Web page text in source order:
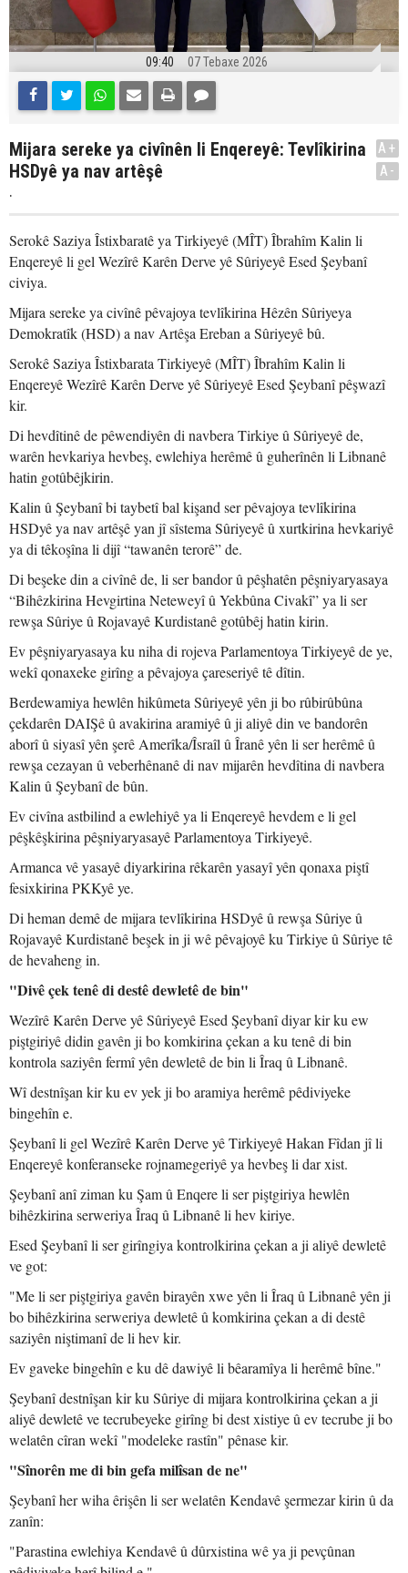
09:40 07 Tebaxe 2026
Mijara sereke ya civînên li Enqereyê: Tevlîkirina
HSDyê ya nav artêşê
.
A+
A-
Serokê Saziya Îstixbaratê ya Tirkiyeyê (MÎT) Îbrahîm Kalin li
Enqereyê li gel Wezîrê Karên Derve yê Sûriyeyê Esed Şeybanî
civiya.
Mijara sereke ya civînê pêvajoya tevlîkirina Hêzên Sûriyeya
Demokratîk (HSD) a nav Artêşa Ereban a Sûriyeyê bû.
Serokê Saziya Îstixbarata Tirkiyeyê (MÎT) Îbrahîm Kalin li
Enqereyê Wezîrê Karên Derve yê Sûriyeyê Esed Şeybanî pêşwazî
kir.
Di hevdîtinê de pêwendiyên di navbera Tirkiye û Sûriyeyê de,
warên hevkariya hevbeş, ewlehiya herêmê û guherînên li Libnanê
hatin gotûbêjkirin.
Kalin û Şeybanî bi taybetî bal kişand ser pêvajoya tevlîkirina
HSDyê ya nav artêşê yan jî sîstema Sûriyeyê û xurtkirina hevkariyê
ya di têkoşîna li dijî “tawanên terorê” de.
Di beşeke din a civînê de, li ser bandor û pêşhatên pêşniyaryasaya
“Bihêzkirina Hevgirtina Neteweyî û Yekbûna Civakî” ya li ser
rewşa Sûriye û Rojavayê Kurdistanê gotûbêj hatin kirin.
Ev pêşniyaryasaya ku niha di rojeva Parlamentoya Tirkiyeyê de ye,
wekî qonaxeke girîng a pêvajoya çareseriyê tê dîtin.
Berdewamiya hewlên hikûmeta Sûriyeyê yên ji bo rûbirûbûna
çekdarên DAIŞê û avakirina aramiyê û ji aliyê din ve bandorên
aborî û siyasî yên şerê Amerîka/Îsraîl û Îranê yên li ser herêmê û
rewşa cezayan û veberhênanê di nav mijarên hevdîtina di navbera
Kalin û Şeybanî de bûn.
Ev civîna astbilind a ewlehiyê ya li Enqereyê hevdem e li gel
pêşkêşkirina pêşniyaryasayê Parlamentoya Tirkiyeyê.
Armanca vê yasayê diyarkirina rêkarên yasayî yên qonaxa piştî
fesixkirina PKKyê ye.
Di heman demê de mijara tevlîkirina HSDyê û rewşa Sûriye û
Rojavayê Kurdistanê beşek in ji wê pêvajoyê ku Tirkiye û Sûriye tê
de hevaheng in.
"Divê çek tenê di destê dewletê de bin"
Wezîrê Karên Derve yê Sûriyeyê Esed Şeybanî diyar kir ku ew
piştgiriyê didin gavên ji bo komkirina çekan a ku tenê di bin
kontrola saziyên fermî yên dewletê de bin li Îraq û Libnanê.
Wî destnîşan kir ku ev yek ji bo aramiya herêmê pêdiviyeke
bingehîn e.
Şeybanî li gel Wezîrê Karên Derve yê Tirkiyeyê Hakan Fîdan jî li
Enqereyê konferanseke rojnamegeriyê ya hevbeş li dar xist.
Şeybanî anî ziman ku Şam û Enqere li ser piştgiriya hewlên
bihêzkirina serweriya Îraq û Libnanê li hev kiriye.
Esed Şeybanî li ser girîngiya kontrolkirina çekan a ji aliyê dewletê
ve got:
"Me li ser piştgiriya gavên birayên xwe yên li Îraq û Libnanê yên ji
bo bihêzkirina serweriya dewletê û komkirina çekan a di destê
saziyên niştimanî de li hev kir.
Ev gaveke bingehîn e ku dê dawiyê li bêaramîya li herêmê bîne."
Şeybanî destnîşan kir ku Sûriye di mijara kontrolkirina çekan a ji
aliyê dewletê ve tecrubeyeke girîng bi dest xistiye û ev tecrube ji bo
welatên cîran wekî "modeleke rastîn" pênase kir.
"Sînorên me di bin gefa milîsan de ne"
Şeybanî her wiha êrişên li ser welatên Kendavê şermezar kirin û da
zanîn:
"Parastina ewlehiya Kendavê û dûrxistina wê ya ji pevçûnan